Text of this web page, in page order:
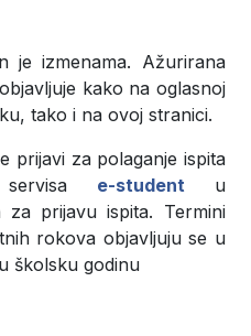
je izmenama. Ažurirana
kako na oglasnoj
tako i na ovoj stranici.
prijavi za polaganje ispita
servisa e-studentu
za prijavu ispita. Termini
rokova objavljuju se u
školsku godinu